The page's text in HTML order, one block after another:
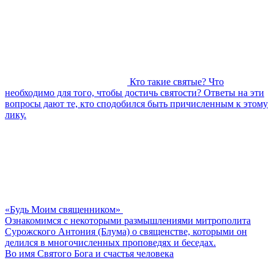
Кто такие святые? Что
необходимо для того, чтобы достичь святости? Ответы на эти
вопросы дают те, кто сподобился быть причисленным к этому
лику.
«Будь Моим священником»
Ознакомимся с некоторыми размышлениями митрополита
Сурожского Антония (Блума) о священстве, которыми он
делился в многочисленных проповедях и беседах.
Во имя Святого Бога и счастья человека